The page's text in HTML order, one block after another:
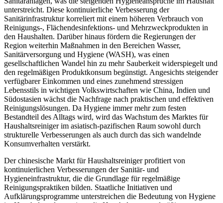
unterstreicht. Diese kontinuierliche Verbesserung der
Sanitärinfrastruktur korreliert mit einem höheren Verbrauch von
Reinigungs-, Flächendesinfektions- und Mehrzweckprodukten in
den Haushalten. Darüber hinaus fördern die Regierungen der
Region weiterhin Maßnahmen in den Bereichen Wasser,
Sanitärversorgung und Hygiene (WASH), was einen
gesellschaftlichen Wandel hin zu mehr Sauberkeit widerspiegelt und
den regelmäßigen Produktkonsum begünstigt. Angesichts steigender
verfügbarer Einkommen und eines zunehmend stressigen
Lebensstils in wichtigen Volkswirtschaften wie China, Indien und
Südostasien wächst die Nachfrage nach praktischen und effektiven
Reinigungslösungen. Da Hygiene immer mehr zum festen
Bestandteil des Alltags wird, wird das Wachstum des Marktes für
Haushaltsreiniger im asiatisch-pazifischen Raum sowohl durch
strukturelle Verbesserungen als auch durch das sich wandelnde
Konsumverhalten verstärkt.
Der chinesische Markt für Haushaltsreiniger profitiert von
kontinuierlichen Verbesserungen der Sanitär- und
Hygieneinfrastruktur, die die Grundlage für regelmäßige
Reinigungspraktiken bilden. Staatliche Initiativen und
Aufklärungsprogramme unterstreichen die Bedeutung von Hygiene